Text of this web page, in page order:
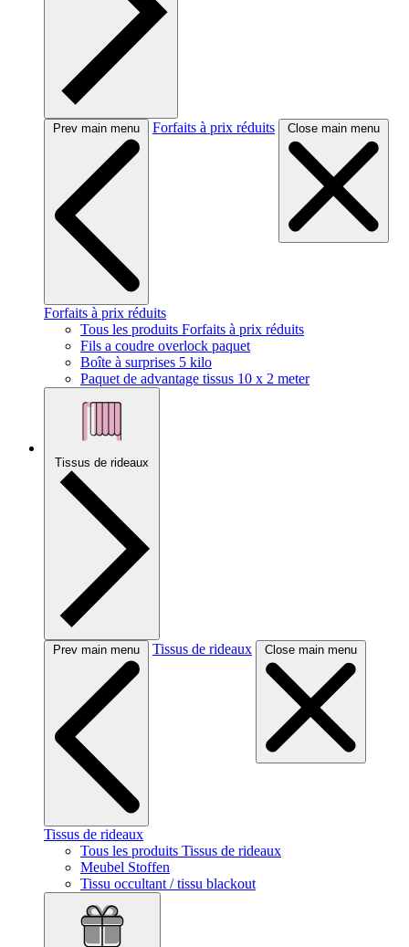
Prev main menu Forfaits à prix réduits Close main menu
Forfaits à prix réduits
Tous les produits Forfaits à prix réduits
Fils a coudre overlock paquet
Boîte à surprises 5 kilo
Paquet de advantage tissus 10 x 2 meter
Tissus de rideaux
Prev main menu Tissus de rideaux Close main menu
Tissus de rideaux
Tous les produits Tissus de rideaux
Meubel Stoffen
Tissu occultant / tissu blackout